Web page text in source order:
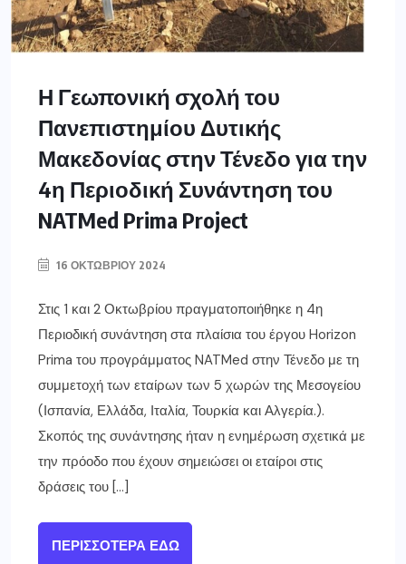
Η Γεωπονική σχολή του
Πανεπιστημίου Δυτικής
Μακεδονίας στην Τένεδο για την
4η Περιοδική Συνάντηση του
NATMed Prima Project
16 ΟΚΤΩΒΡΊΟΥ 2024
Στις 1 και 2 Οκτωβρίου πραγματοποιήθηκε η 4η
Περιοδική συνάντηση στα πλαίσια του έργου Horizon
Prima του προγράμματος NATMed στην Τένεδο με τη
συμμετοχή των εταίρων των 5 χωρών της Μεσογείου
(Ισπανία, Ελλάδα, Ιταλία, Τουρκία και Αλγερία.).
Σκοπός της συνάντησης ήταν η ενημέρωση σχετικά με
την πρόοδο που έχουν σημειώσει οι εταίροι στις
δράσεις του […]
ΠΕΡΙΣΣΌΤΕΡΑ ΕΔΏ